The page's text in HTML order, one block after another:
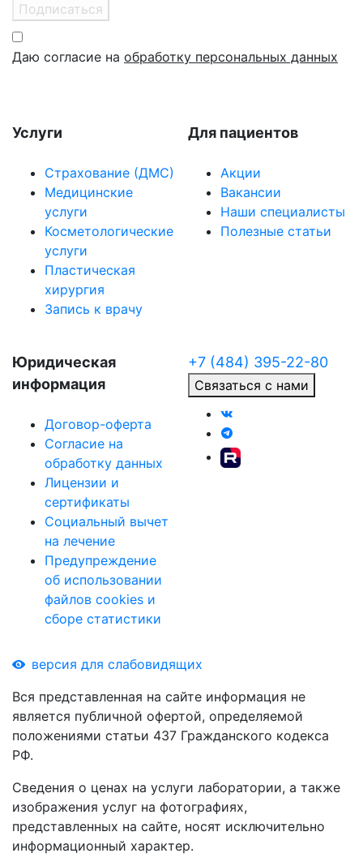
Подписаться
Даю согласие на обработку персональных данных
Услуги
Страхование (ДМС)
Медицинские
услуги
Косметологические
услуги
Пластическая
хирургия
Запись к врачу
Для пациентов
Акции
Вакансии
Наши специалисты
Полезные статьи
Юридическая
информация
Договор-оферта
Согласие на
обработку данных
Лицензии и
сертификаты
Социальный вычет
на лечение
Предупреждение
об использовании
файлов cookies и
сборе статистики
+7 (484) 395-22-80
Связаться с нами
версия для слабовидящих
Вся представленная на сайте информация не
является публичной офертой, определяемой
положениями статьи 437 Гражданского кодекса
РФ.
Сведения о ценах на услуги лаборатории, а также
изображения услуг на фотографиях,
представленных на сайте, носят исключительно
информационный характер.